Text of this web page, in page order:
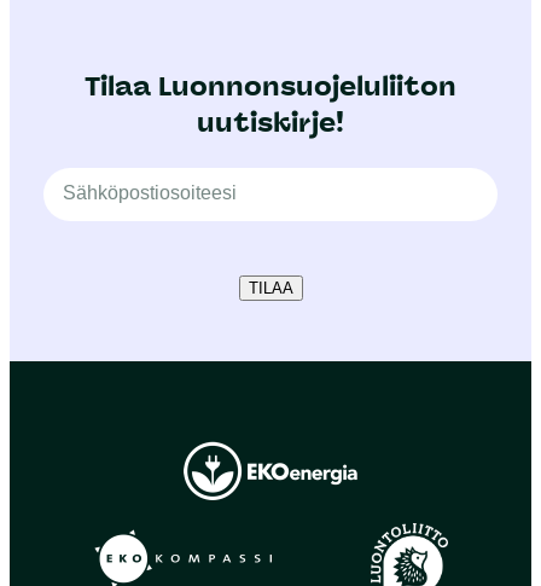
Tilaa Luonnonsuojeluliiton
uutiskirje!
TILAA